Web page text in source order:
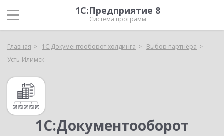
1С:Предприятие 8
Система программ
Главная 1С:Документооборот холдинга
Выбор партнёра
Усть-Илимск
1С:Документооборот